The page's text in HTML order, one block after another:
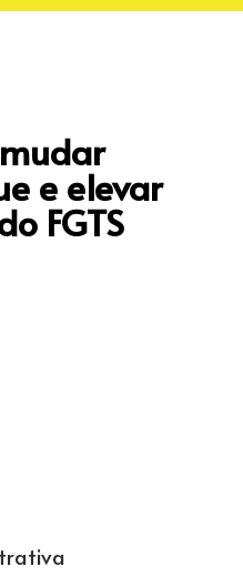
e elevar
FGTS